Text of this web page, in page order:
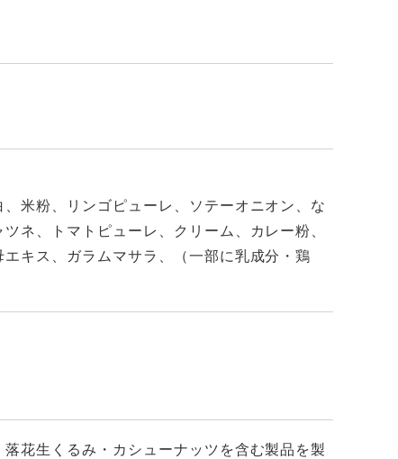
米粉、リンゴピューレ、ソテーオニオン、な
ネ、トマトピューレ、クリーム、カレー粉、
キス、ガラムマサラ、（一部に乳成分・鶏
花生くるみ・カシューナッツを含む製品を製